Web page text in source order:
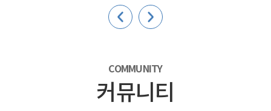
다음
COMMUNITY
커뮤니티